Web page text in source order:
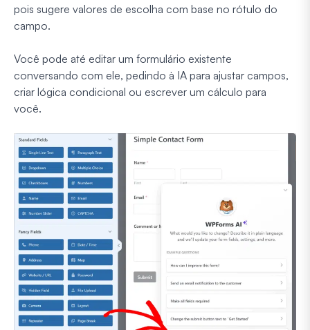
pois sugere valores de escolha com base no rótulo do
campo.
Você pode até editar um formulário existente
conversando com ele, pedindo à IA para ajustar campos,
criar lógica condicional ou escrever um cálculo para
você.